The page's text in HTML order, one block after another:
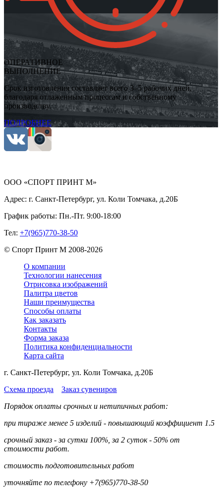
ОПЕРАТИВНОЕ
ВЫПОЛНЕНИЕ
Срок изготовления составляет всего 3–5 рабочих дней,
благодаря отлаженным процессам и собственному
производству.
ПОДРОБНЕЕ
ООО «СПОРТ ПРИНТ М»
Адрес: г. Санкт-Петербург, ул. Коли Томчака, д.20Б
График работы: Пн.-Пт. 9:00-18:00
Тел: +7(965)770-38-50
© Спорт Принт М 2008-2026
О компании
Технологии нанесения
Отрисовка изображений
Палитра цветов
Наши преимущества
Способы оплаты
Как заказать
Контакты
Форма заказа
Политика конфиденциальности
Карта сайта
г. Санкт-Петербург, ул. Коли Томчака, д.20Б
Схема проезда
Заказ сувениров
Порядок оплаты срочных и нетипичных работ:
при тираже менее 5 изделий - повышающий коэффициент 1.5
срочный заказ - за сутки 100%, за 2 суток - 50% от
стоимости работ.
стоимость подготовительных работ
уточняйте по телефону +7(965)770-38-50